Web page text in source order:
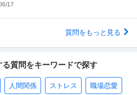
17
質問をもっと見る
質問をキーワードで探す
人間関係 ストレス 職場恋愛